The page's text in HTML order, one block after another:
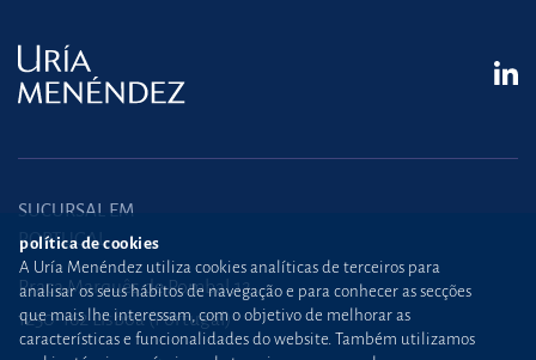
SUCURSAL EM
PORTUGAL
Praça Marquês de Pombal,12
1250-162 Lisboa (Portugal)
política de cookies
A Uría Menéndez utiliza cookies analíticas de terceiros para
analisar os seus hábitos de navegação e para conhecer as secções
que mais lhe interessam, com o objetivo de melhorar as
características e funcionalidades do website. Também utilizamos